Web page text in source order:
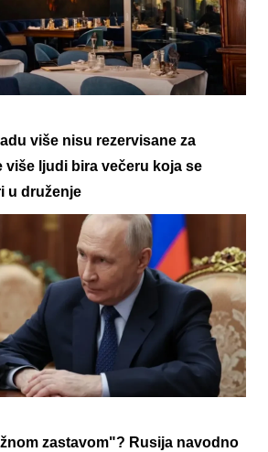
više nisu rezervisane za
više ljudi bira večeru koja se
u druženje
zastavom"? Rusija navodno